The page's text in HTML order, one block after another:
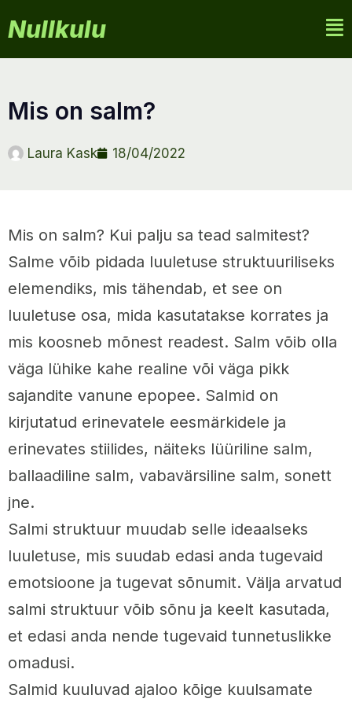
Nullkulu
mis on salm?
Laura Kask 18/04/2022
Mis on salm? Kui palju sa tead salmitest?
Salme võib pidada luuletuse struktuuriliseks
elemendiks, mis tähendab, et see on
luuletuse osa, mida kasutatakse korrates ja
mis koosneb mõnest readest. Salm võib olla
väga lühike kahe realine või väga pikk
sajandite vanune epopee. Salmid on
kirjutatud erinevatele eesmärkidele ja
erinevates stiilides, näiteks lüüriline salm,
ballaadiline salm, vabavärsiline salm, sonett
jne.
Salmi struktuur muudab selle ideaalseks
luuletuse, mis suudab edasi anda tugevaid
emotsioone ja tugevat sõnumit. Välja arvatud
salmi struktuur võib sõnu ja keelt kasutada,
et edasi anda nende tugevaid tunnetuslikke
omadusi.
Salmid kuuluvad ajaloo kõige kuulsamate